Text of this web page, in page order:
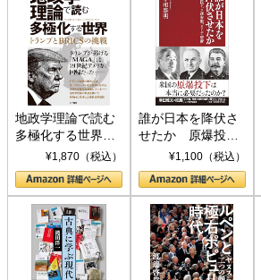
地政学理論で読む
多極化する世界：
トランプとBRICS
の挑戦
¥1,870（税込）
誰が日本を降伏さ
せたか 原爆投
下、ソ連参戦、そ
して聖断 (PHP新
書)
¥1,100（税込）